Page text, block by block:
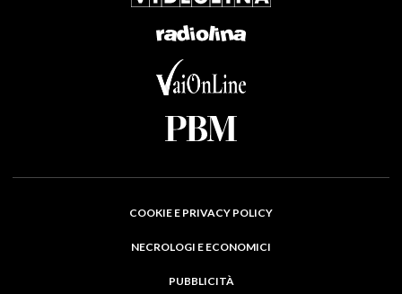
COOKIE E PRIVACY POLICY
NECROLOGI E ECONOMICI
PUBBLICITÀ